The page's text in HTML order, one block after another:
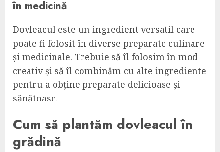
în medicină
Dovleacul este un ingredient versatil care
poate fi folosit în diverse preparate culinare
și medicinale. Trebuie să îl folosim în mod
creativ și să îl combinăm cu alte ingrediente
pentru a obține preparate delicioase și
sănătoase.
Cum să plantăm dovleacul în
grădină